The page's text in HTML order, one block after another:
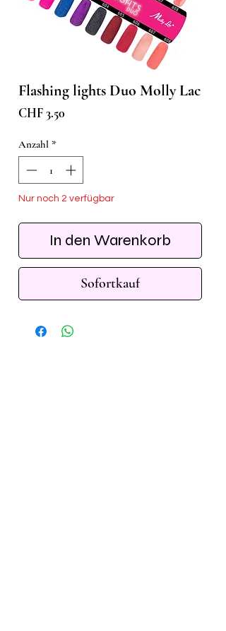
Flashing lights Duo Molly Lac
CHF 3.50
Anzahl *
Nur noch 2 verfügbar
In den Warenkorb
Sofortkauf